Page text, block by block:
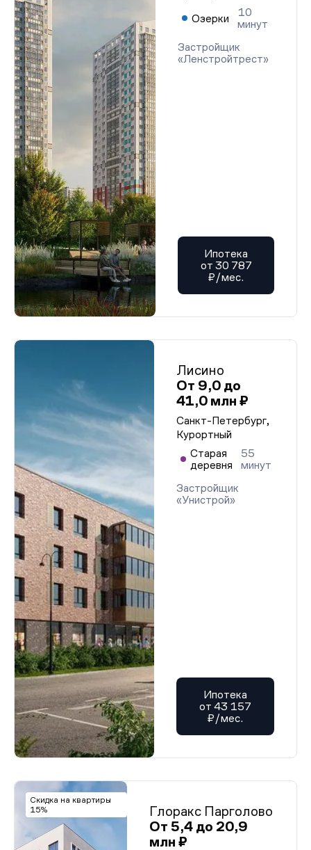
Озерки
10
минут
Застройщик
«Ленстройтрест»
Ипотека
от 30 787
₽/мес.
Лисино
От 9,0 до
41,0 млн ₽
Санкт-Петербург,
Курортный
Старая
деревня
55
минут
Застройщик
«Унистрой»
Ипотека
от 43 157
₽/мес.
Скидка на квартиры
15%
Глоракс Парголово
От 5,4 до 20,9
млн ₽